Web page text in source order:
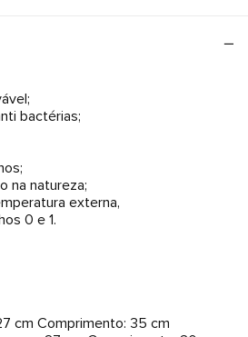
bactérias;
na natureza;
externa,
0 e 1.
cm Comprimento: 35 cm